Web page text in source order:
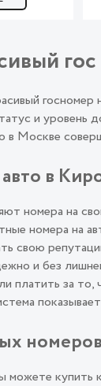
и уровень
в Москве
в
номера на
номера на
свою
и без
платить за
номеров
можете купить